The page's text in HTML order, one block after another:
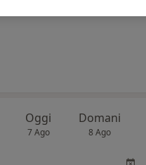
Oggi
7 Ago
Domani
8 Ago